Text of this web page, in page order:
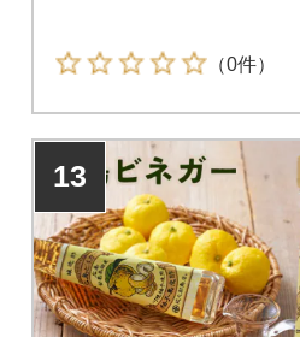
（0件）
13